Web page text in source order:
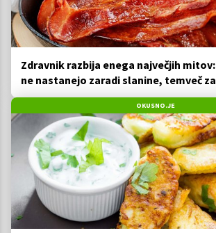
Zdravnik razbija enega največjih
ne nastanejo zaradi slanine, temveč
ga imamo vsi radi
OKUSNO.JE